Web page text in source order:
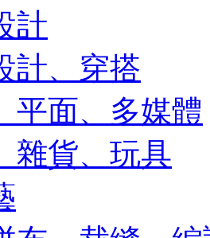
計
計、穿搭
平面、多媒體
雜貨、玩具